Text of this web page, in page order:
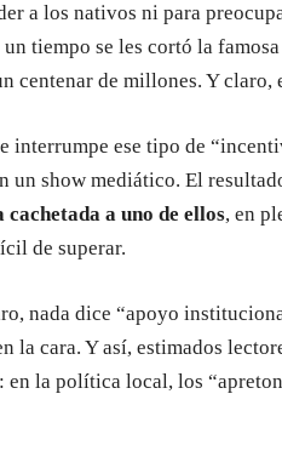
a los nativos ni para
un tiempo se les cortó la
centenar de millones. Y claro,
interrumpe ese tipo de
un show mediático. El
cachetada a uno de ellos, en
de superar.
nada dice “apoyo
la cara. Y así, estimados
en la política local, los